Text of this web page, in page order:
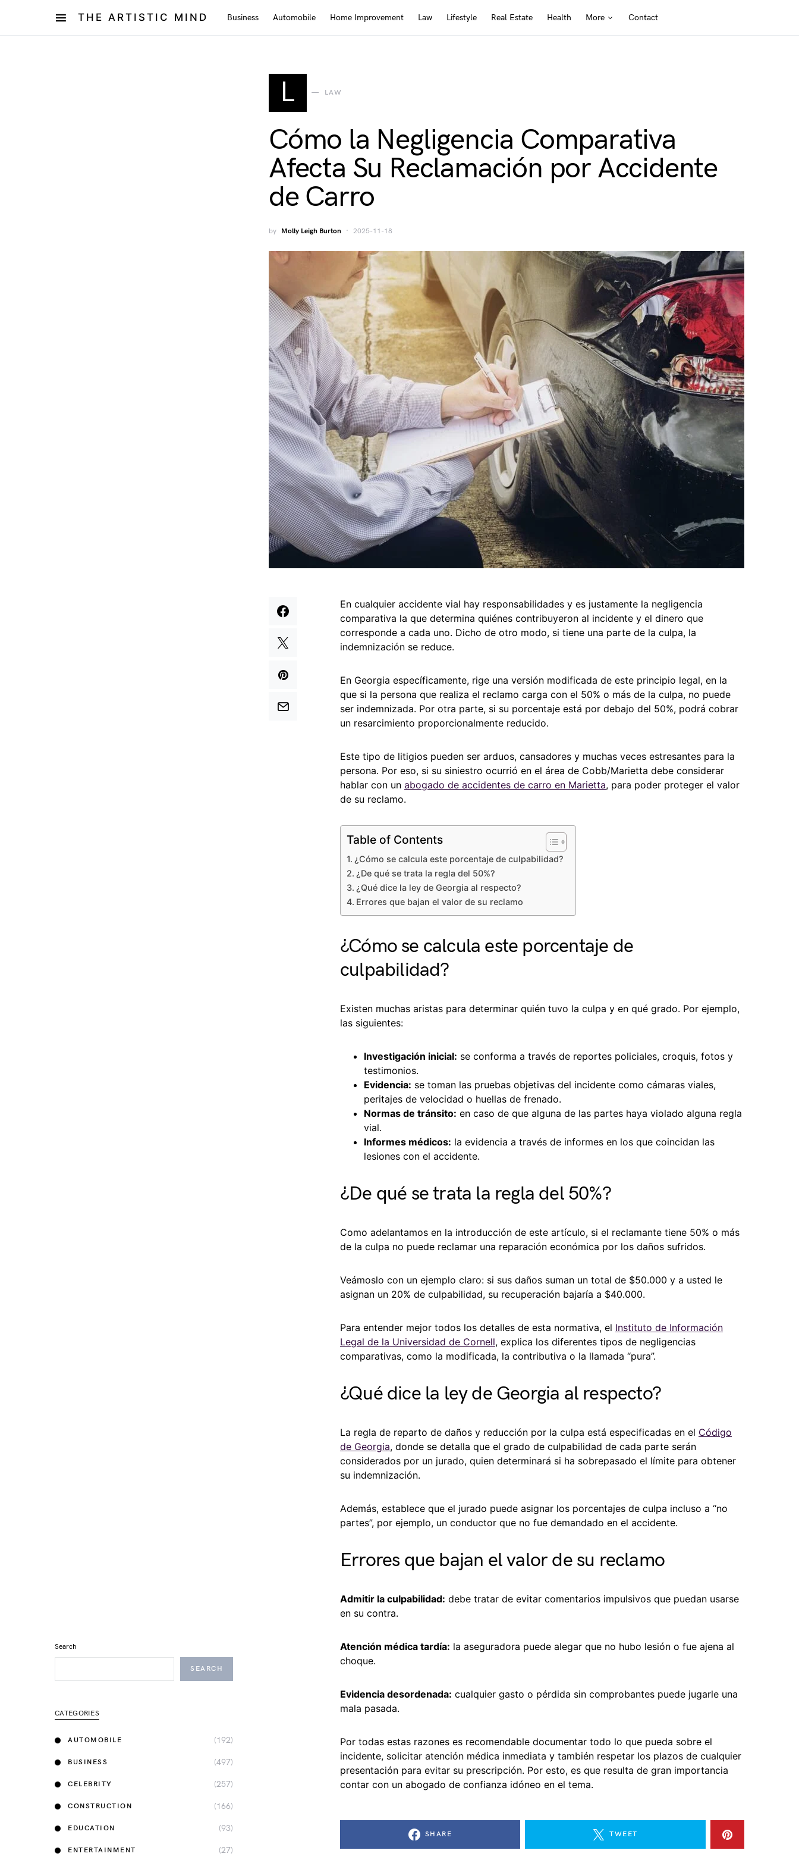
THE ARTISTIC MIND Business Automobile Home Improvement Law Lifestyle Real Estate Health More Contact
L LAW
Cómo la Negligencia Comparativa
Afecta Su Reclamación por Accidente
de Carro
by Molly Leigh Burton 2025-11-18
En cualquier accidente vial hay responsabilidades y es justamente la negligencia
comparativa la que determina quiénes contribuyeron al incidente y el dinero que
corresponde a cada uno. Dicho de otro modo, si tiene una parte de la culpa, la
indemnización se reduce.
En Georgia específicamente, rige una versión modificada de este principio legal, en la
que si la persona que realiza el reclamo carga con el 50% o más de la culpa, no puede
ser indemnizada. Por otra parte, si su porcentaje está por debajo del 50%, podrá cobrar
un resarcimiento proporcionalmente reducido.
Este tipo de litigios pueden ser arduos, cansadores y muchas veces estresantes para la
persona. Por eso, si su siniestro ocurrió en el área de Cobb/Marietta debe considerar
hablar con un abogado de accidentes de carro en Marietta, para poder proteger el valor
de su reclamo.
Table of Contents
¿Cómo se calcula este porcentaje de culpabilidad?
¿De qué se trata la regla del 50%?
¿Qué dice la ley de Georgia al respecto?
Errores que bajan el valor de su reclamo
¿Cómo se calcula este porcentaje de
culpabilidad?
Existen muchas aristas para determinar quién tuvo la culpa y en qué grado. Por ejemplo,
las siguientes:
Investigación inicial: se conforma a través de reportes policiales, croquis, fotos y
testimonios.
Evidencia: se toman las pruebas objetivas del incidente como cámaras viales,
peritajes de velocidad o huellas de frenado.
Normas de tránsito: en caso de que alguna de las partes haya violado alguna regla
vial.
Informes médicos: la evidencia a través de informes en los que coincidan las
lesiones con el accidente.
¿De qué se trata la regla del 50%?
Como adelantamos en la introducción de este artículo, si el reclamante tiene 50% o más
de la culpa no puede reclamar una reparación económica por los daños sufridos.
Veámoslo con un ejemplo claro: si sus daños suman un total de $50.000 y a usted le
asignan un 20% de culpabilidad, su recuperación bajaría a $40.000.
Para entender mejor todos los detalles de esta normativa, el Instituto de Información
Legal de la Universidad de Cornell, explica los diferentes tipos de negligencias
comparativas, como la modificada, la contributiva o la llamada “pura”.
¿Qué dice la ley de Georgia al respecto?
La regla de reparto de daños y reducción por la culpa está especificadas en el Código
de Georgia, donde se detalla que el grado de culpabilidad de cada parte serán
considerados por un jurado, quien determinará si ha sobrepasado el límite para obtener
su indemnización.
Además, establece que el jurado puede asignar los porcentajes de culpa incluso a “no
partes”, por ejemplo, un conductor que no fue demandado en el accidente.
Errores que bajan el valor de su reclamo
Admitir la culpabilidad: debe tratar de evitar comentarios impulsivos que puedan usarse
en su contra.
Atención médica tardía: la aseguradora puede alegar que no hubo lesión o fue ajena al
choque.
Evidencia desordenada: cualquier gasto o pérdida sin comprobantes puede jugarle una
mala pasada.
Por todas estas razones es recomendable documentar todo lo que pueda sobre el
incidente, solicitar atención médica inmediata y también respetar los plazos de cualquier
presentación para evitar su prescripción. Por esto, es que resulta de gran importancia
contar con un abogado de confianza idóneo en el tema.
SHARE TWEET
Search
SEARCH
CATEGORIES
AUTOMOBILE (192)
BUSINESS (497)
CELEBRITY (257)
CONSTRUCTION (166)
EDUCATION (93)
ENTERTAINMENT (27)